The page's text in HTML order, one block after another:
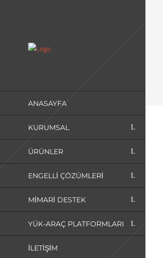
ANASAYFA
KURUMSAL
ÜRÜNLER
ENGELLI ÇÖZÜMLERI
MIMARI DESTEK
YÜK-ARAÇ PLATFORMLARI
İLETIŞIM